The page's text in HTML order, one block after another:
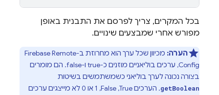
בכל המקרים, צריך לפרסם את התבנית באופן
מפורש אחרי שמבצעים שינויים.
הערה: מכיוון שכל ערך הוא מחרוזת ב-Firebase Remote
Config
, ערכים בוליאניים מוזנים כ-true ו-false. הם מומרים
בצורה נכונה לערך בוליאני כשמשתמשים בשיטות
getBoolean
. הערכים True,‏ False,‏ 1 או 0 לא מייצגים ערכים